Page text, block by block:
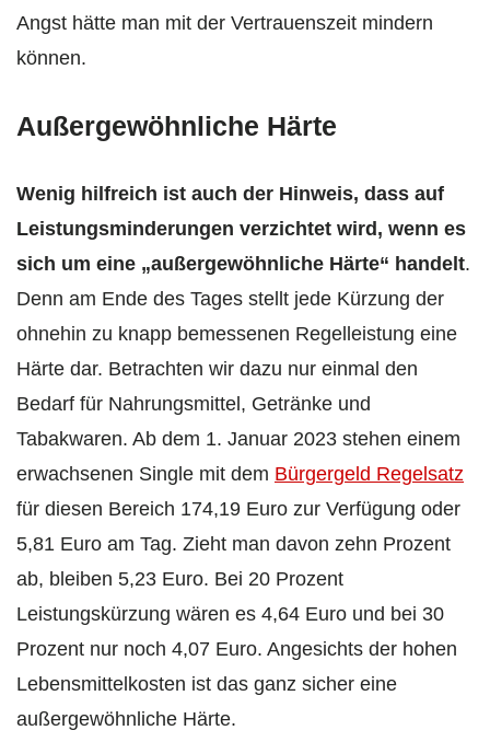
Angst hätte man mit der Vertrauenszeit mindern
können.
Außergewöhnliche Härte
Wenig hilfreich ist auch der Hinweis, dass auf
Leistungsminderungen verzichtet wird, wenn es
sich um eine „außergewöhnliche Härte“ handelt.
Denn am Ende des Tages stellt jede Kürzung der
ohnehin zu knapp bemessenen Regelleistung eine
Härte dar. Betrachten wir dazu nur einmal den
Bedarf für Nahrungsmittel, Getränke und
Tabakwaren. Ab dem 1. Januar 2023 stehen einem
erwachsenen Single mit dem Bürgergeld Regelsatz
für diesen Bereich 174,19 Euro zur Verfügung oder
5,81 Euro am Tag. Zieht man davon zehn Prozent
ab, bleiben 5,23 Euro. Bei 20 Prozent
Leistungskürzung wären es 4,64 Euro und bei 30
Prozent nur noch 4,07 Euro. Angesichts der hohen
Lebensmittelkosten ist das ganz sicher eine
außergewöhnliche Härte.